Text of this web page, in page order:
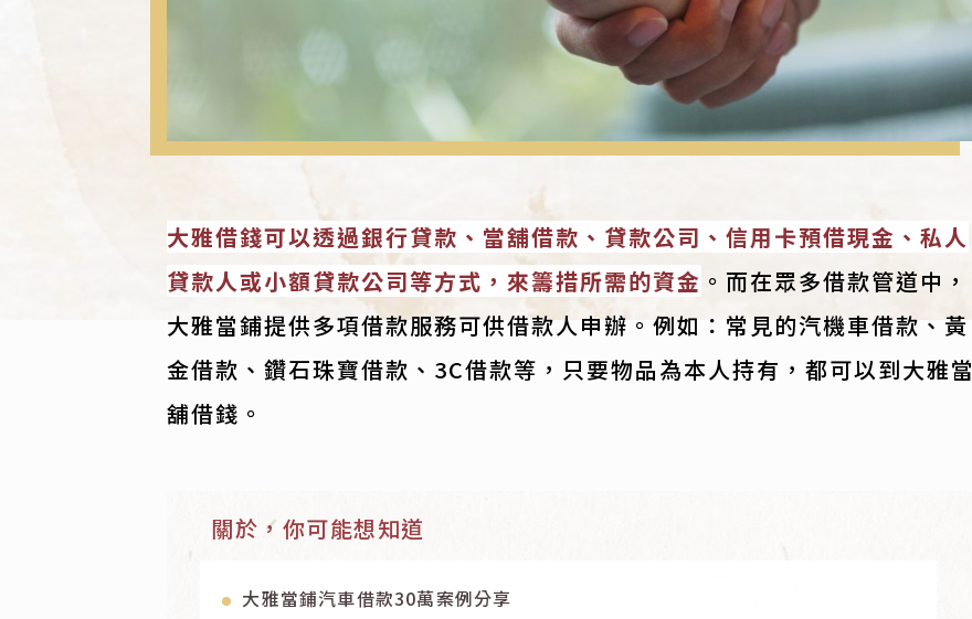
大雅借錢可以透過銀行貸款、當舖借款、貸款公司、信用卡預借現金、私人
貸款人或小額貸款公司等方式，來籌措所需的資金 。而在眾多借款管道中，
大雅當鋪提供多項借款服務可供借款人申辦。例如：常見的汽機車借款、黃
金借款、鑽石珠寶借款、3C借款等，只要物品為本人持有，都可以到大雅當
舖借錢。
關於，你可能想知道
大雅當鋪汽車借款30萬案例分享